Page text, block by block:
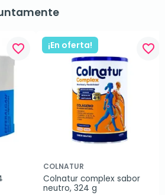
favorite_border ¡En oferta! favorite_border
COLNATUR
Colnatur complex sabor
neutro, 324 g